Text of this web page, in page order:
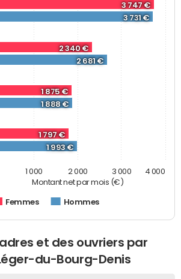
Montant net par mois (€)
3 747 €
2 340 €
1 875 €
1 797 €
3 731 €
2 681 €
1 888 €
1 993 €
Femmes Hommes
1 000 2 000 3 000 4 000
et des ouvriers par
du-Bourg-Denis